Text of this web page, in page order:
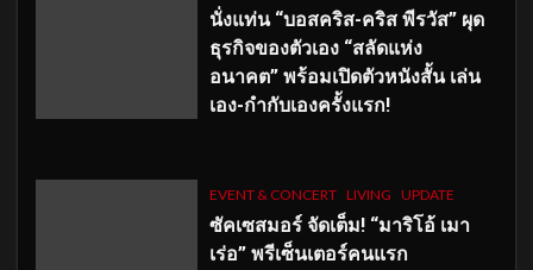
นั่งแท่น “บอสคริส-คริส พีรวัส” ผุด
ธุรกิจของตัวเอง “สลัดแห่ง
อนาคต” พร้อมเปิดตัวหนังสั้น เล่น
เอง-กำกับเองครั้งแรก!
EVENT & CONCERT LIVING UPDATE
ซัคเซสมอร์ จัดเต็ม! “มาริโอ้ เมา
เร่อ” พรีเซ็นเตอร์คนแรก